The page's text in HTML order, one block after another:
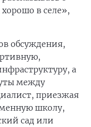
в селе»,
обсуждения,
а
между
приезжая
школу,
сад или